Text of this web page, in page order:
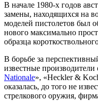
В начале 1980-х годов
замены, находящихся на
моделей пистолетов был
нового максимально
образца
В борьбе за
известные производители
Nationale», «Heckler &
оказалась, до того не
стрелкового оружия,